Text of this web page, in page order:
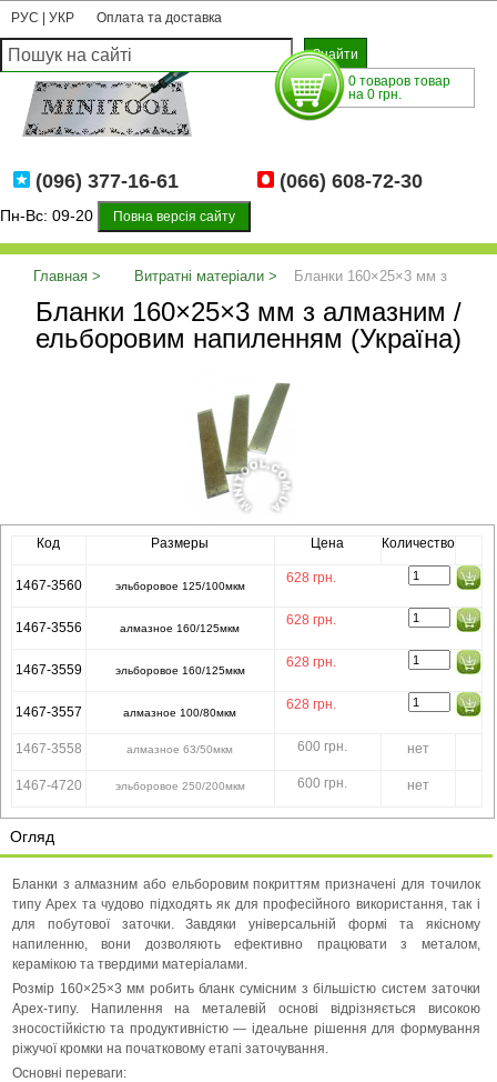
РУС УКР Оплата та доставка
0 товаров товар
на 0 грн.
(096) 377-16-61 (066) 608-72-30
Пн-Вс: 09-20 Повна версія сайту
Главная Витратні матеріали
Бланки 160×25×3 мм з
алмазним / ельборовим напиленням (Україна)
Бланки 160×25×3 мм з алмазним /
ельборовим напиленням (Україна)
Код Размеры Цена Количество
1467-3560 эльборовое 125/100мкм
628 грн.
1467-3556 алмазное 160/125мкм
628 грн.
1467-3559 эльборовое 160/125мкм
628 грн.
1467-3557 алмазное 100/80мкм
628 грн.
1467-3558 алмазное 63/50мкм 600 грн. нет
1467-4720 эльборовое 250/200мкм 600 грн. нет
Огляд
Бланки з алмазним або ельборовим покриттям призначені для точилок
типу Apex та чудово підходять як для професійного використання, так і
для побутової заточки. Завдяки універсальній формі та якісному
напиленню, вони дозволяють ефективно працювати з металом,
керамікою та твердими матеріалами.
Розмір 160×25×3 мм робить бланк сумісним з більшістю систем заточки
Apex-типу. Напилення на металевій основі відрізняється високою
зносостійкістю та продуктивністю — ідеальне рішення для формування
ріжучої кромки на початковому етапі заточування.
Основні переваги: